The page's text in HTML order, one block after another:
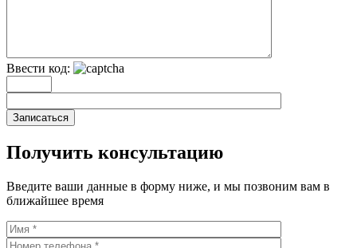
Ввести код:
Записаться
Получить консультацию
Введите ваши данные в форму ниже, и мы позвоним вам в
ближайшее время